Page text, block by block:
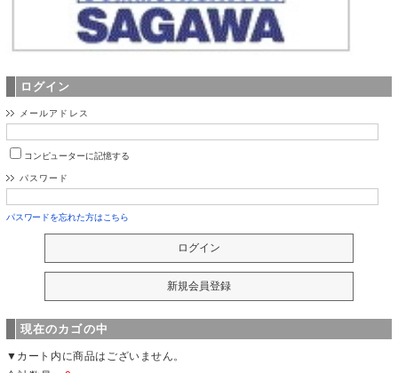
ログイン
メールアドレス
コンピューターに記憶する
パスワード
パスワードを忘れた方はこちら
現在のカゴの中
▼カート内に商品はございません。